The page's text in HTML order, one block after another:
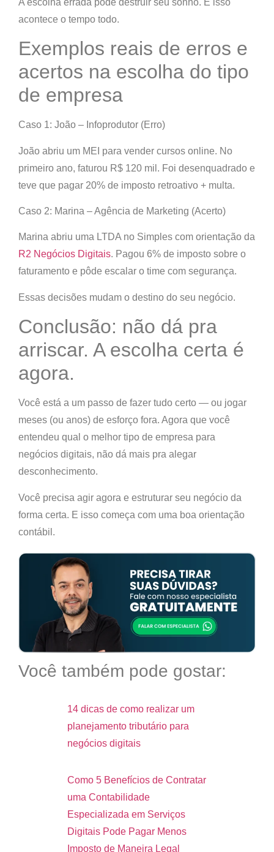
A escolha errada pode destruir seu sonho. E isso
acontece o tempo todo.
Exemplos reais de erros e
acertos na escolha do tipo
de empresa
Caso 1: João – Infoprodutor (Erro)
João abriu um MEI para vender cursos online. No
primeiro ano, faturou R$ 120 mil. Foi desenquadrado e
teve que pagar 20% de imposto retroativo + multa.
Caso 2: Marina – Agência de Marketing (Acerto)
Marina abriu uma LTDA no Simples com orientação da
R2 Negócios Digitais. Pagou 6% de imposto sobre o
faturamento e pôde escalar o time com segurança.
Essas decisões mudam o destino do seu negócio.
Conclusão: não dá pra
arriscar. A escolha certa é
agora.
Você está a um passo de fazer tudo certo — ou jogar
meses (ou anos) de esforço fora. Agora que você
entendeu qual o melhor tipo de empresa para
negócios digitais, não dá mais pra alegar
desconhecimento.
Você precisa agir agora e estruturar seu negócio da
forma certa. E isso começa com uma boa orientação
contábil.
Você também pode gostar:
14 dicas de como realizar um
planejamento tributário para
negócios digitais
Como 5 Benefícios de Contratar
uma Contabilidade
Especializada em Serviços
Digitais Pode Pagar Menos
Imposto de Maneira Legal